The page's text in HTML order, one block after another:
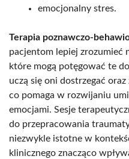
emocjonalny stres.
Terapia poznawczo-
pacjentom lepiej zrozumieć
które mogą potęgować te
uczą się oni dostrzegać
co pomaga w rozwijaniu
emocjami. Sesje
do przepracowania
niezwykle istotne w
klinicznego znacząco